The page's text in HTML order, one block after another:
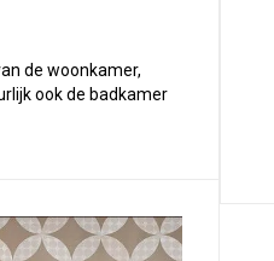
de woonkamer,
ook de badkamer